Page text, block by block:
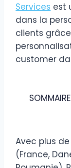
Services est
dans la
clients
customer
SOMMAIRE
Avec plus
(France,